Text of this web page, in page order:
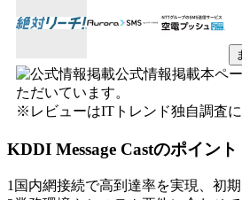
公式情報掲載本ペ
ただいています。
※レビューはITトレンド独自調査に
KDDI Message Castのポイント
1国内網接続で高到達率を実現、初